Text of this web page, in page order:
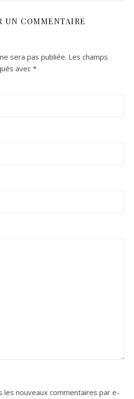
UN COMMENTAIRE
sera pas publiée. Les champs
avec *
les nouveaux commentaires par e-